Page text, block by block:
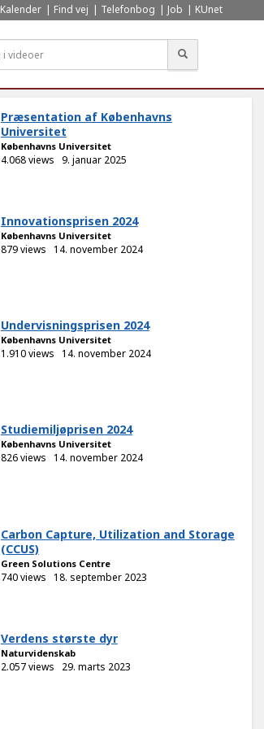
Kalender Find vej Telefonbog Job KUnet
Præsentation af Københavns
Universitet
Københavns Universitet
4.068 views 9. januar 2025
Innovationsprisen 2024
Københavns Universitet
879 views 14. november 2024
Undervisningsprisen 2024
Københavns Universitet
1.910 views 14. november 2024
Studiemiljøprisen 2024
Københavns Universitet
826 views 14. november 2024
Carbon Capture, Utilization and Storage
(CCUS)
Green Solutions Centre
740 views 18. september 2023
Verdens største dyr
Naturvidenskab
2.057 views 29. marts 2023